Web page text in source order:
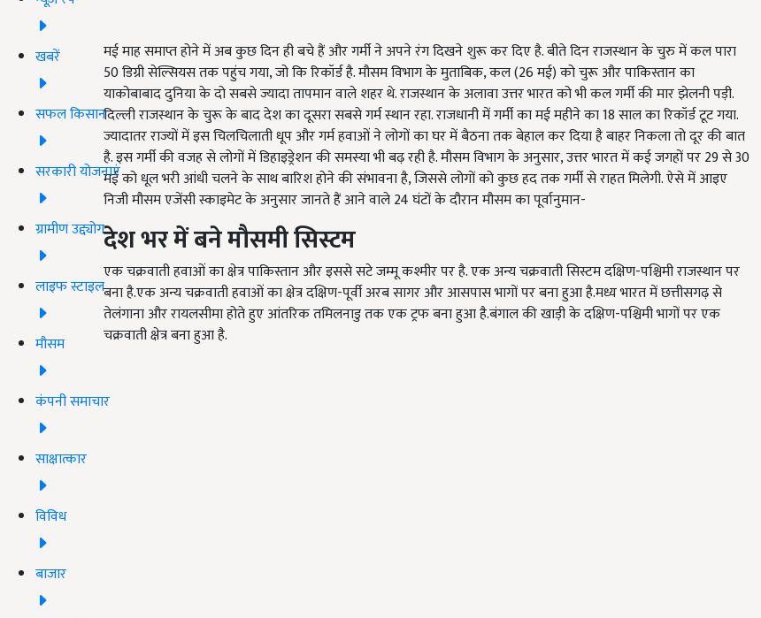
खबरें
सफल किसान
सरकारी योजनाएं
ग्रामीण उद्द्योग
लाइफ स्टाइल
मौसम
कंपनी समाचार
साक्षात्कार
विविध
बाजार
मई माह समाप्त होने में अब कुछ दिन ही बचे हैं और गर्मी ने अपने रंग दिखने शुरू कर दिए है. बीते दिन राजस्थान के चुरु में कल पारा
50 डिग्री सेल्सियस तक पहुंच गया,जो कि रिकॉर्ड है. मौसम विभाग के मुताबिक,कल (26 मई) को चुरू और पाकिस्तान का
याकोबाबाद दुनिया के दो सबसे ज्यादा तापमान वाले शहर थे. राजस्थान के अलावा उत्तर भारत को भी कल गर्मी की मार झेलनी पड़ी.
दिल्ली राजस्थान के चुरू के बाद देश का दूसरा सबसे गर्म स्थान रहा. राजधानी में गर्मी का मई महीने का 18 साल का रिकॉर्ड टूट गया.
ज्यादातर राज्यों में इस चिलचिलाती धूप और गर्म हवाओं ने लोगों का घर में बैठना तक बेहाल कर दिया है बाहर निकला तो दूर की बात
है. इस गर्मी की वजह से लोगों में डिहाइड्रेशन की समस्या भी बढ़ रही है. मौसम विभाग के अनुसार, उत्तर भारत में कई जगहों पर 29 से 30
मई को धूल भरी आंधी चलने के साथ बारिश होने की संभावना है, जिससे लोगों को कुछ हद तक गर्मी से राहत मिलेगी. ऐसे में आइए
निजी मौसम एजेंसी स्काइमेट के अनुसार जानते हैं आने वाले 24 घंटों के दौरान मौसम का पूर्वानुमान-
देश भर में बने मौसमी सिस्टम
एक चक्रवाती हवाओं का क्षेत्र पाकिस्तान और इससे सटे जम्मू कश्मीर पर है. एक अन्य चक्रवाती सिस्टम दक्षिण-पश्चिमी राजस्थान पर
बना है.एक अन्य चक्रवाती हवाओं का क्षेत्र दक्षिण-पूर्वी अरब सागर और आसपास भागों पर बना हुआ है.मध्य भारत में छत्तीसगढ़ से
तेलंगाना और रायलसीमा होते हुए आंतरिक तमिलनाडु तक एक ट्रफ बना हुआ है.बंगाल की खाड़ी के दक्षिण-पश्चिमी भागों पर एक
चक्रवाती क्षेत्र बना हुआ है.